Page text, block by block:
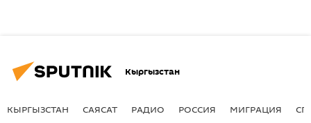
Кыргызстан
КЫРГЫЗСТАН САЯСАТ РАДИО РОССИЯ МИГРАЦИЯ